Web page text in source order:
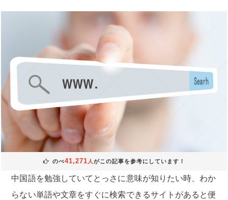
のべ41,271 人 がこの記事を参考にしています！
中国語を勉強していてとっさに意味が知りたい時、わか
らない単語や文章をすぐに検索できるサイトがあると便